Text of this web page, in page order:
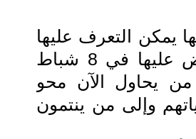
وزعيمها يمكن التعرف عليها
من خلال معرفة من حاربها ثم أجهض عليها في 8 شباط
فدونكم من يحاول الآن محو
وإلى من ينتمون